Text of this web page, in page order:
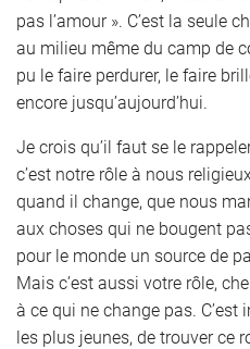
pas l’amour ». C’est la seule
au milieu même du camp de
pu le faire perdurer, le faire
encore jusqu’aujourd’hui.
Je crois qu’il faut se le
c’est notre rôle à nous
quand il change, que nous
aux choses qui ne bougent
pour le monde un source de
Mais c’est aussi votre rôle,
à ce qui ne change pas.
les plus jeunes, de trouver ce